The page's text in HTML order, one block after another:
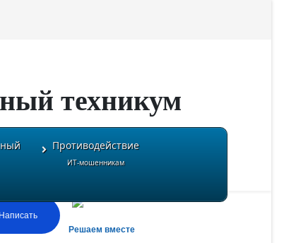
техникум
Противодействие
ИТ-мошенникам
Написать
Решаем вместе